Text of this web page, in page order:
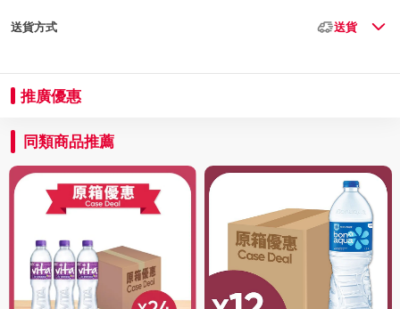
送貨方式 送貨
推廣優惠
同類商品推薦